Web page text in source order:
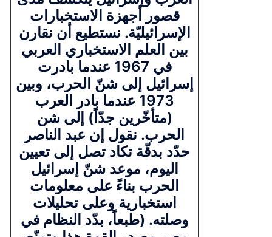
قصور أجهزة الاستخبارات
الإسرائيليّة. نستطيع أن نقارن
بين العلم الاستخباري العربي
في 1967 عندما بادرت
إسرائيل إلى شنّ الحرب، وبين
1973 عندما بادر العرب
(متأخّرين جدّاً) إلى شن
الحرب. نقول إن عبد الناصر
حدّد بدقّة تكاد تصل إلى تعيين
اليوم، موعد شنّ إسرائيل
الحرب بناءً على معلومات
استخبارية وعلى تحليلات
وصلته. (طبعاً، بدّد النظام في